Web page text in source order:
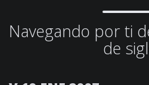
Navegando por ti
de